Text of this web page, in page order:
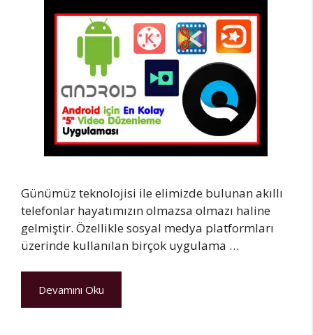
Günümüz teknolojisi ile elimizde bulunan akıllı
telefonlar hayatımızın olmazsa olmazı haline
gelmiştir. Özellikle sosyal medya platformları
üzerinde kullanılan birçok uygulama …
Devamını Oku